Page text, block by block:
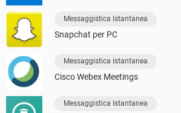
Messaggistica Istantanea
Snapchat per PC
Messaggistica Istantanea
Cisco Webex Meetings
Messaggistica Istantanea